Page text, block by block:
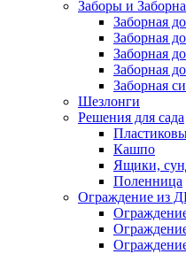
Заборы и
Заборная
Заборная
Заборная
Заборная
Заборная
Шезлонги
Решения для сада
Кашпо
Ящики,
Поленница
Ограждение из